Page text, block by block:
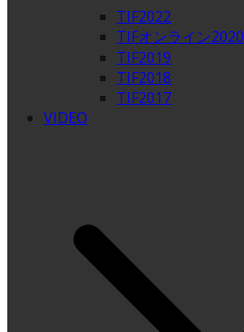
TIF2022
TIFオンライン2020
TIF2019
TIF2018
TIF2017
VIDEO